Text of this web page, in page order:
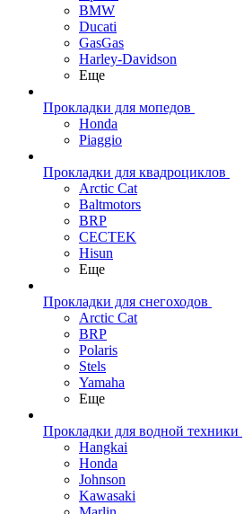
BMW
Ducati
GasGas
Harley-Davidson
Еще
Прокладки для мопедов
Honda
Piaggio
Прокладки для квадроциклов
Arctic Cat
Baltmotors
BRP
CECTEK
Hisun
Еще
Прокладки для снегоходов
Arctic Cat
BRP
Polaris
Stels
Yamaha
Еще
Прокладки для водной техники
Hangkai
Honda
Johnson
Kawasaki